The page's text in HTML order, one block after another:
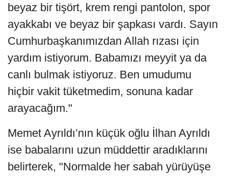
beyaz bir tişört, krem rengi pantolon, spor
ayakkabı ve beyaz bir şapkası vardı. Sayın
Cumhurbaşkanımızdan Allah rızası için
yardım istiyorum. Babamızı meyyit ya da
canlı bulmak istiyoruz. Ben umudumu
hiçbir vakit tüketmedim, sonuna kadar
arayacağım."
Memet Ayrıldı’nın küçük oğlu İlhan Ayrıldı
ise babalarını uzun müddettir aradıklarını
belirterek, "Normalde her sabah yürüyüşe